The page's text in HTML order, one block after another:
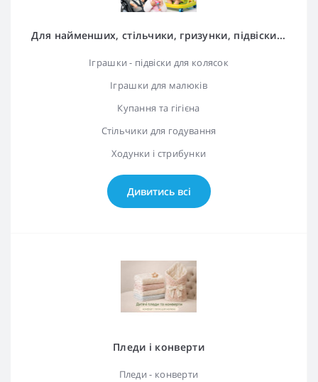
Для найменших, стільчики, гризунки, підвіски...
Іграшки - підвіски для колясок
Іграшки для малюків
Купання та гігієна
Стільчики для годування
Ходунки і стрибунки
Дивитись всі
Пледи і конверти
Пледи - конверти